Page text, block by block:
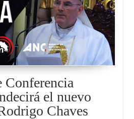
Conferencia
el nuevo
Chaves